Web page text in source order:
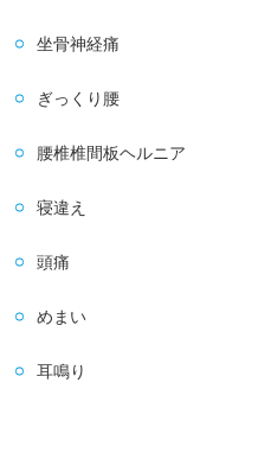
坐骨神経痛
ぎっくり腰
腰椎椎間板ヘルニア
寝違え
頭痛
めまい
耳鳴り